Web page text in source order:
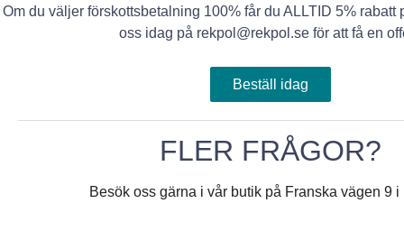
Om du väljer förskottsbetalning 100% får du ALLTID 5% rabatt
oss idag på rekpol@rekpol.se för att få en
Beställ idag
FLER FRÅGOR?
Besök oss gärna i vår butik på Franska vägen 9 i